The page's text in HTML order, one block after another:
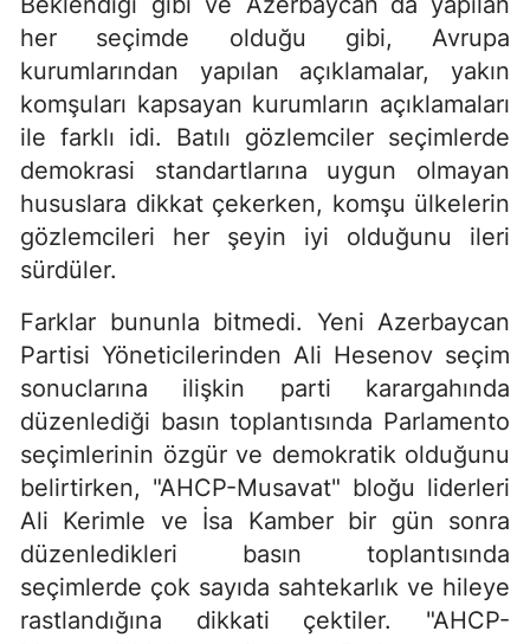
her seçimde olduğu gibi, Avrupa
kurumlarından yapılan açıklamalar, yakın
komşuları kapsayan kurumların açıklamaları
ile farklı idi. Batılı gözlemciler seçimlerde
demokrasi standartlarına uygun olmayan
hususlara dikkat çekerken, komşu ülkelerin
gözlemcileri her şeyin iyi olduğunu ileri
sürdüler.
Farklar bununla bitmedi. Yeni Azerbaycan
Partisi Yöneticilerinden Ali Hesenov seçim
sonuclarına ilişkin parti karargahında
düzenlediği basın toplantısında Parlamento
seçimlerinin özgür ve demokratik olduğunu
belirtirken, "AHCP-Musavat" bloğu liderleri
Ali Kerimle ve İsa Kamber bir gün sonra
düzenledikleri basın toplantısında
seçimlerde çok sayıda sahtekarlık ve hileye
rastlandığına dikkati çektiler. "AHCP-